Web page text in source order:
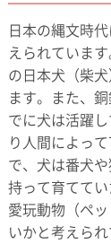
日本の縄文時
えられていま
の日本犬（柴
ます。また、
でに犬は活躍
り人間によっ
で、犬は番犬
持って育てて
愛玩動物（ペ
いかと考えられ